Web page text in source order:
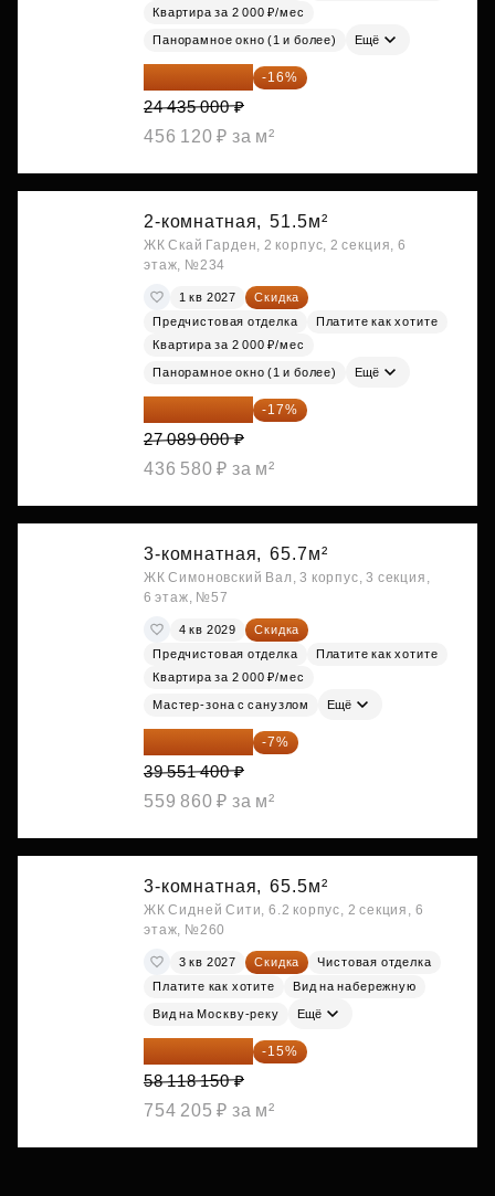
Квартира за 2 000 ₽/мес
Панорамное окно (1 и более) Ещё
20 525 400 ₽ -16%
24 435 000 ₽
456 120 ₽ за м²
2-комнатная, 51.5м²
ЖК Скай Гарден, 2 корпус, 2 секция, 6
этаж, №234
1 кв 2027
Скидка
Предчистовая отделка
Платите как хотите
Квартира за 2 000 ₽/мес
Панорамное окно (1 и более) Ещё
22 483 870 ₽ -17%
27 089 000 ₽
436 580 ₽ за м²
3-комнатная, 65.7м²
ЖК Симоновский Вал, 3 корпус, 3 секция,
6 этаж, №57
4 кв 2029
Скидка
Предчистовая отделка
Платите как хотите
Квартира за 2 000 ₽/мес
Мастер-зона с санузлом Ещё
36 782 802 ₽ -7%
39 551 400 ₽
559 860 ₽ за м²
3-комнатная, 65.5м²
ЖК Сидней Сити, 6.2 корпус, 2 секция, 6
этаж, №260
3 кв 2027 Скидка
Чистовая отделка
Платите как хотите
Вид на набережную
Вид на Москву-реку Ещё
49 400 428 ₽ -15%
58 118 150 ₽
754 205 ₽ за м²